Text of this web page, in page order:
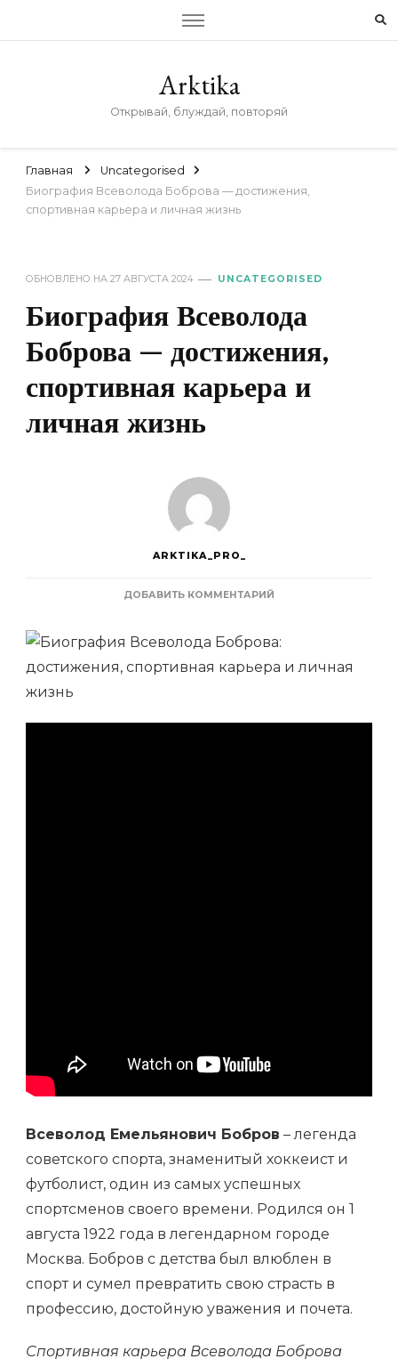
Arktika
Открывай, блуждай, повторяй
Главная
Uncategorised
Биография Всеволода Боброва — достижения,
спортивная карьера и личная жизнь
ОБНОВЛЕНО НА 27 АВГУСТА 2024 UNCATEGORISED
Биография Всеволода
Боброва — достижения,
спортивная карьера и
личная жизнь
ARKTIKA_PRO_
ДОБАВИТЬ КОММЕНТАРИЙ
ВСЕВОЛОДА
—
КАРЬЕРА
Всеволод Емельянович Бобров – легенда
советского спорта, знаменитый хоккеист и
футболист, один из самых успешных
спортсменов своего времени. Родился он 1
августа 1922 года в легендарном городе
Москва. Бобров с детства был влюблен в
спорт и сумел превратить свою страсть в
профессию, достойную уважения и почета.
Спортивная карьера Всеволода Боброва